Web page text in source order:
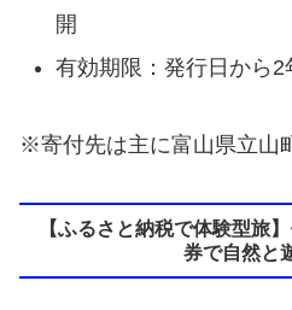
開
有効期限：発行日から2
※寄付先は主に富山県立山
【ふるさと納税で体験型旅
券で自然と